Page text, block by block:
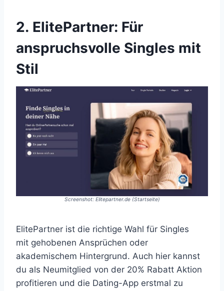
2. ElitePartner: Für
anspruchsvolle Singles mit
Stil
Screenshot: Elitepartner.de (Startseite)
ElitePartner ist die richtige Wahl für Singles
mit gehobenen Ansprüchen oder
akademischem Hintergrund. Auch hier kannst
du als Neumitglied von der 20% Rabatt Aktion
profitieren und die Dating-App erstmal zu